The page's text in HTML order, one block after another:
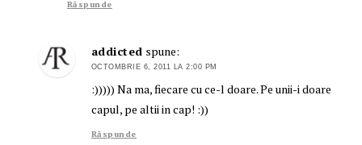
Răspunde
addicted spune:
OCTOMBRIE 6, 2011 LA 2:00 PM
:))))) Na ma, fiecare cu ce-l doare. Pe unii-i doare
capul, pe altii in cap! :))
Răspunde